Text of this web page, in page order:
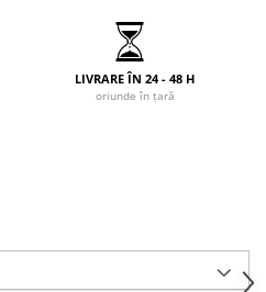
LIVRARE ÎN 24 - 48 H
oriunde în țară